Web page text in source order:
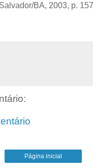
BA, 2003, p.
Página inicial